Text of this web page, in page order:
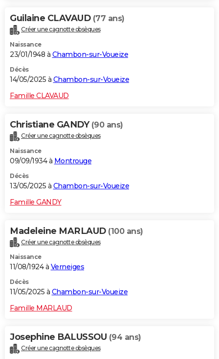
Guilaine CLAVAUD (77 ans)
Créer une cagnotte obsèques
Naissance
23/01/1948 à Chambon-sur-Voueize
Décès
14/05/2025 à Chambon-sur-Voueize
Famille CLAVAUD
Christiane GANDY (90 ans)
Créer une cagnotte obsèques
Naissance
09/09/1934 à Montrouge
Décès
13/05/2025 à Chambon-sur-Voueize
Famille GANDY
Madeleine MARLAUD (100 ans)
Créer une cagnotte obsèques
Naissance
11/08/1924 à Verneiges
Décès
11/05/2025 à Chambon-sur-Voueize
Famille MARLAUD
Josephine BALUSSOU (94 ans)
Créer une cagnotte obsèques